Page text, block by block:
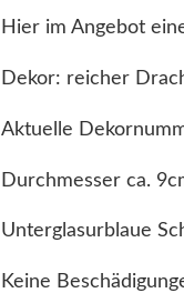
Hier im Angebot
Dekor: reicher
Aktuelle
Durchmesser ca.
Unterglasurblaue
Keine